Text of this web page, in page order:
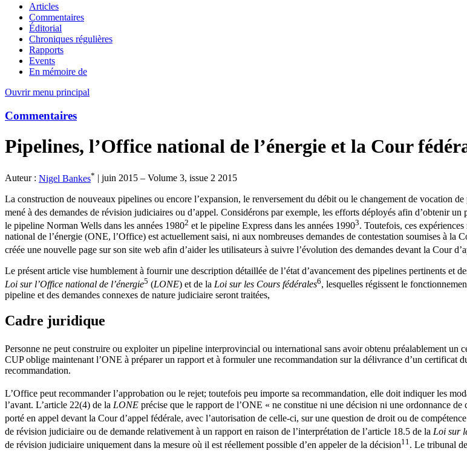
Articles
Commentaires
Éditorial
Chroniques régulières
Rapports
Events
En mémoire de
Ouvrir menu principal
Commentaires
Pipelines, l’Office national de l’énergie et la Cour
Auteur : Nigel Bankes*
juin 2015 – Volume 3, issue 2 2015
La construction de nouveaux pipelines ou encore l’expansion, le renversement du débit ou le changement de vocation
mené à des demandes de révision judiciaires ou d’appel. Considérons par exemple, les efforts déployés afin d’obtenir
le pipeline Norman Wells dans les années 19802 et le pipeline Express dans les années 19903. Toutefois, ces
national de l’énergie (ONE, l’Office) est actuellement saisi, ni aux nombreuses demandes de contestation soumises à la
créée une nouvelle page sur son site web afin d’aider les utilisateurs à suivre l’évolution des demandes devant la Cour
Le présent article vise humblement à fournir une description détaillée de l’état d’avancement des pipelines pertinents et
Loi sur l’Office national de l’énergie5 (LONE) et de la Loi sur les Cours fédérales6, lesquelles régissent le
pipeline et des demandes connexes de nature judiciaire seront traitées,
Cadre juridique
Personne ne peut construire ou exploiter un pipeline interprovincial ou international sans avoir obtenu préalablement
CUP oblige maintenant l’ONE à préparer un rapport et à formuler une recommandation sur la délivrance d’un certificat
recommandation.
L’Office peut recommander l’approbation ou le rejet; toutefois peu importe sa recommandation, elle doit indiquer les
l’avant. L’article 22(4) de la LONE précise que le rapport de l’ONE « ne constitue ni une décision ni une ordonnance
porté en appel devant la Cour d’appel fédérale, avec l’autorisation de celle-ci, sur une question de droit ou de
de révision judiciaire ou de demande relativement à un rapport en raison de l’interprétation de l’article 18.5 de la Loi sur
de révision judiciaire uniquement dans la mesure où il est réellement possible d’en appeler de la décision11. Le tribunal